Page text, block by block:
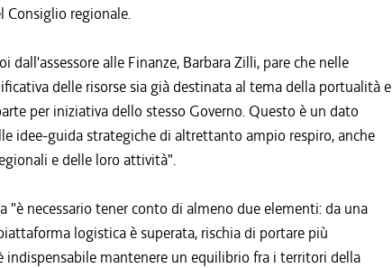
Consiglio regionale.
alle Finanze, Barbara Zilli, pare che nelle
delle risorse sia già destinata al tema della portualità e
per iniziativa dello stesso Governo. Questo è un dato
idee-guida strategiche di altrettanto ampio respiro, anche
e delle loro attività".
necessario tener conto di almeno due elementi: da una
logistica è superata, rischia di portare più
mantenere un equilibrio fra i territori della